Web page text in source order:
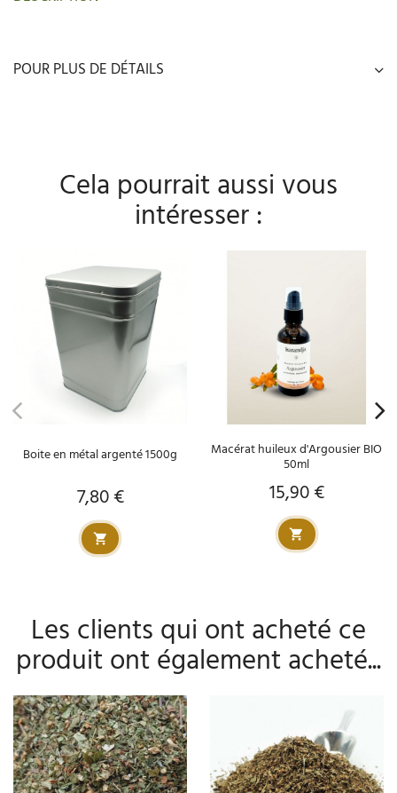
POUR PLUS DE DÉTAILS
Cela pourrait aussi vous
intéresser :
Boite en métal argenté 1500g
Prix
7,80 €
Macérat huileux d'Argousier BIO
50ml
Prix
15,90 €
Les clients qui ont acheté ce
produit ont également acheté...